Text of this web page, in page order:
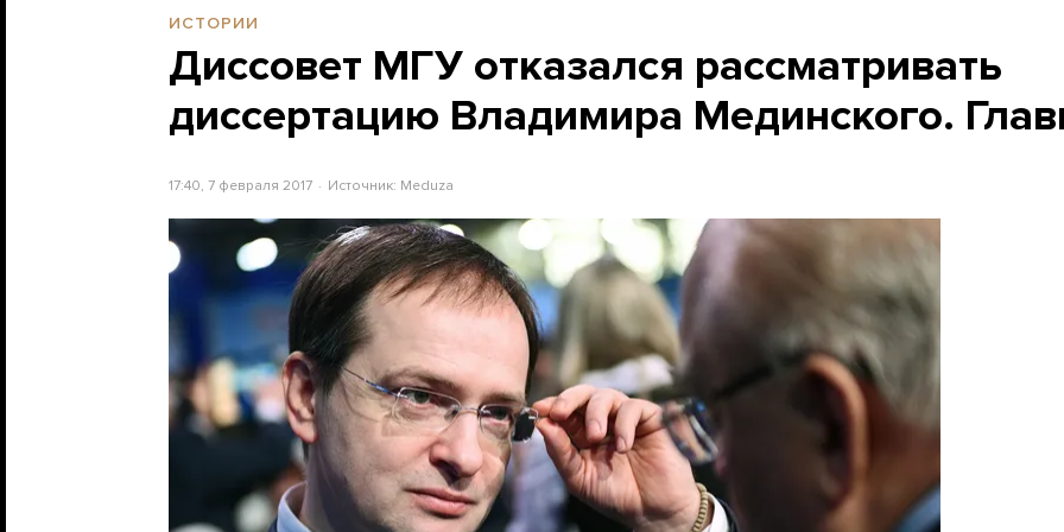
ИСТОРИИ
Диссовет МГУ отказался рассматривать
диссертацию Владимира Мединского.
17:40, 7 февраля 2017 Источник: Meduza